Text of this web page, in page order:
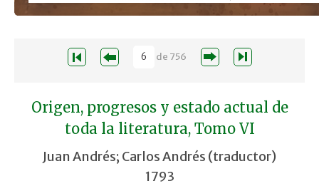
de 756
Origen, progresos y estado actual de
toda la literatura, Tomo VI
Juan Andrés; Carlos Andrés (traductor)
1793